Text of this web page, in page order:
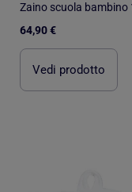
64,90 €
Vedi prodotto